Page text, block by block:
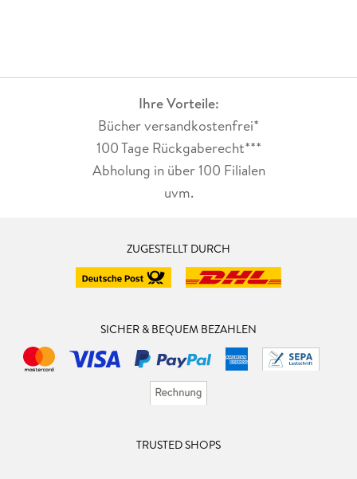
Ihre Vorteile:
Bücher versandkostenfrei*
100 Tage Rückgaberecht***
Abholung in über 100 Filialen
uvm.
ZUGESTELLT DURCH
SICHER & BEQUEM BEZAHLEN
TRUSTED SHOPS